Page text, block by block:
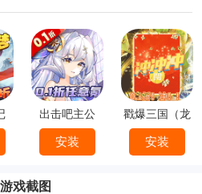
出击吧主公
（0.1折）
安装
戳爆三国（龙
婿叫你0.1折）
安装
戏截图